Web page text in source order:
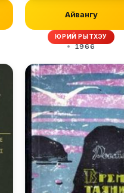
Айвангу
ЮРИЙ РЫТХЭУ
1966